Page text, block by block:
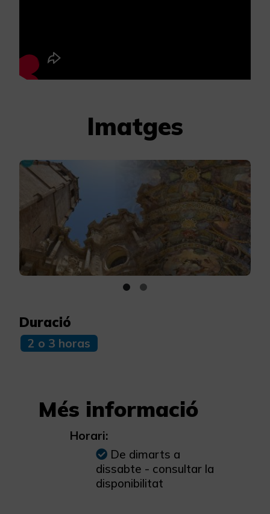
Imatges
Duració
2 o 3 horas
Més informació
Horari:
De dimarts a
dissabte - consultar la
disponibilitat